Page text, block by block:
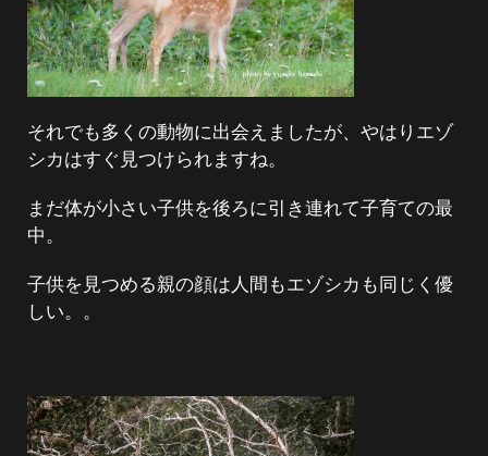
それでも多くの動物に出会えましたが、やはりエゾ
シカはすぐ見つけられますね。
まだ体が小さい子供を後ろに引き連れて子育ての最
中。
子供を見つめる親の顔は人間もエゾシカも同じく優
しい。。